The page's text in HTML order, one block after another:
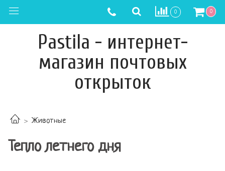
0 0
Pastila - интернет-
магазин почтовых
открыток
Животные
Тепло летнего дня